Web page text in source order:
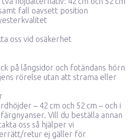
fall oavsett position
oss vid osäkerhet
på långsidor och fotändans hörn
rörelse utan att strama eller
– 42 cm och 52 cm – och i
Vill du beställa annan
oss så hjälper vi
retur ej gäller för